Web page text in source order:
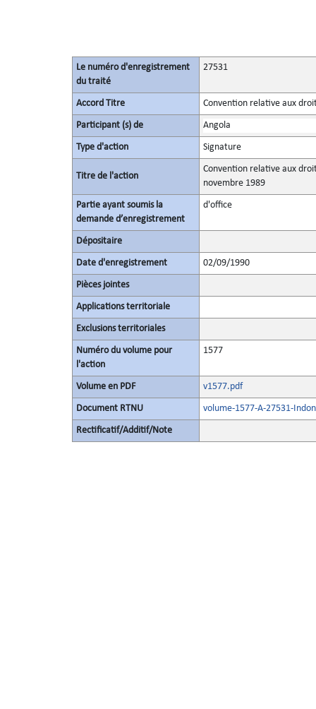
Le numéro d'enregistrement
du traité
27531
Accord Titre Convention relative aux
Participant (s) de Angola
Type d'action Signature
Titre de l'action
Convention relative aux
novembre 1989
Partie ayant soumis la
demande d’enregistrement
d'office
Dépositaire
Date d'enregistrement 02/09/1990
Pièces jointes
Applications territoriale
Exclusions territoriales
Numéro du volume pour
l'action
1577
Volume en PDF v1577.pdf
Document RTNU volume-1577-A-27531-
Rectificatif/Additif/Note